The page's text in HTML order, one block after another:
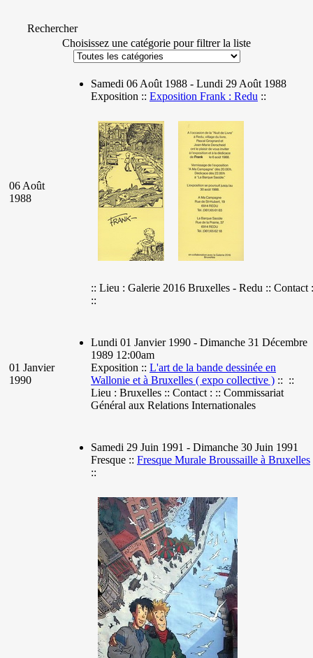
Rechercher
Choisissez une catégorie pour filtrer la liste
06 Août
1988
Samedi 06 Août 1988 - Lundi 29 Août 1988
Exposition :: Exposition Frank : Redu ::
:: Lieu : Galerie 2016 Bruxelles - Redu :: Contact :
::
01 Janvier
1990
Lundi 01 Janvier 1990 - Dimanche 31 Décembre
1989 12:00am
Exposition :: L'art de la bande dessinée en
Wallonie et à Bruxelles ( expo collective ) :: ::
Lieu : Bruxelles :: Contact : :: Commissariat
Général aux Relations Internationales
Samedi 29 Juin 1991 - Dimanche 30 Juin 1991
Fresque :: Fresque Murale Broussaille à Bruxelles
::